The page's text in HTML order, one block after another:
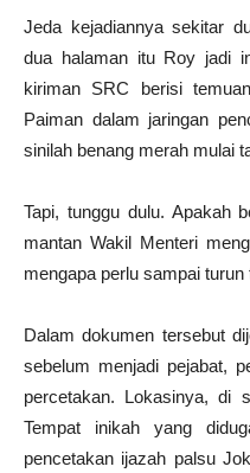
Jeda kejadiannya sekitar
dua halaman itu Roy jadi
kiriman SRC berisi
Paiman dalam jaringan
sinilah benang merah mulai
Tapi, tunggu dulu. Apakah
mantan Wakil Menteri
mengapa perlu sampai
Dalam dokumen tersebut
sebelum menjadi pejabat,
percetakan. Lokasinya, di
Tempat inikah yang
pencetakan ijazah palsu